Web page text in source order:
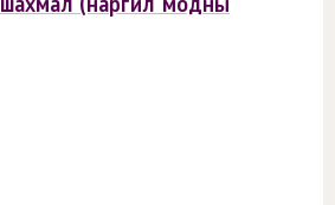
(наргил модны